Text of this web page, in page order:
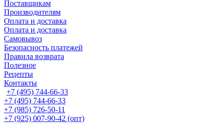
Поставщикам
Производителям
Оплата и доставка
Оплата и доставка
Самовывоз
Безопасность платежей
Правила возврата
Полезное
Рецепты
Контакты
+7 (495) 744-66-33
+7 (495) 744-66-33
+7 (985) 726-50-11
+7 (925) 007-90-42 (опт)